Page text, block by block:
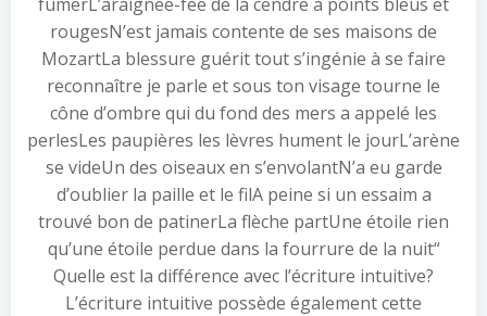
rougesN’est jamais contente de ses maisons de
MozartLa blessure guérit tout s’ingénie à se faire
reconnaître je parle et sous ton visage tourne le
cône d’ombre qui du fond des mers a appelé les
perlesLes paupières les lèvres hument le jourL’arène
se videUn des oiseaux en s’envolantN’a eu garde
d’oublier la paille et le filA peine si un essaim a
trouvé bon de patinerLa flèche partUne étoile rien
qu’une étoile perdue dans la fourrure de la nuit“
Quelle est la différence avec l’écriture intuitive?
L’écriture intuitive possède également cette